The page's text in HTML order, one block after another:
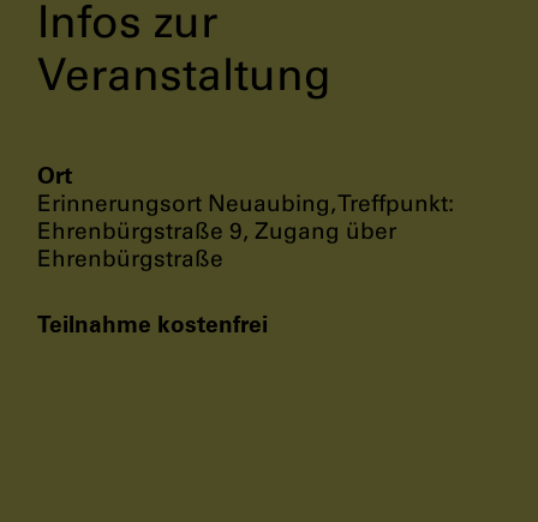
Infos zur
Veranstaltung
Ort
Erinnerungsort Neuaubing, Treffpunkt:
Ehrenbürgstraße 9, Zugang über
Ehrenbürgstraße
Teilnahme kostenfrei